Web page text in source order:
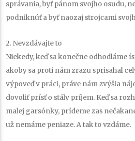
správania, byť pánom svojho osudu,
podniknúť a byť naozaj strojcami
2. Nevzdávajte to
Niekedy, keď sa konečne odhodláme
akoby sa proti nám zrazu sprisahal
výpoveď v práci, práve nám zvýšia
dovoliť prísť o stály príjem. Keď sa
malej garsónky, prídeme zas
už nemáme peniaze. A tak to vzdáme.